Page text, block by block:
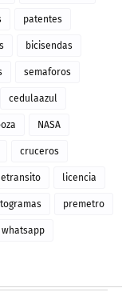
patentes
bicisendas
semaforos
cedulaazul
NASA
cruceros
licencia
premetro
whatsapp